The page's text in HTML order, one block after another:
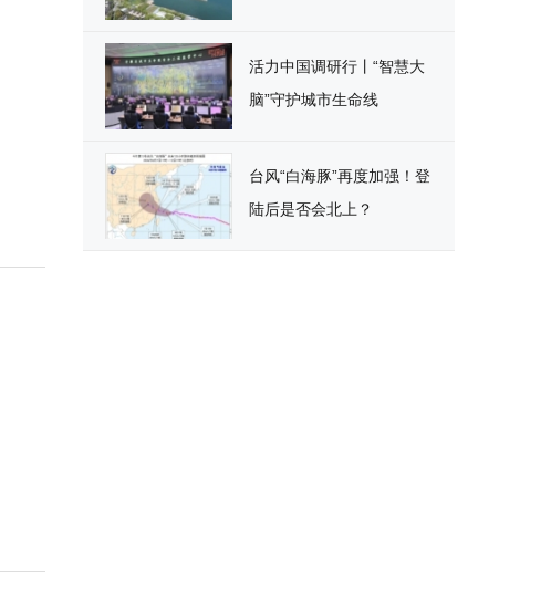
活力中国调研行丨“智慧大
脑”守护城市生命线
台风“白海豚”再度加强！登
陆后是否会北上？